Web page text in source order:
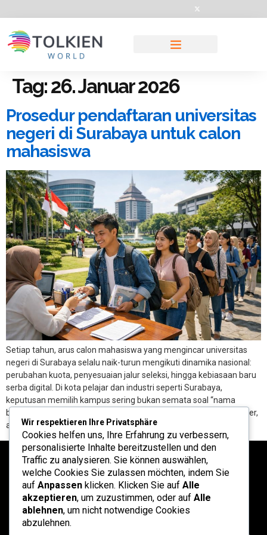
Tag:26. Januar 2026
Prosedur pendaftaran universitas
negeri di Surabaya untuk calon
mahasiswa
Setiap tahun, arus calon mahasiswa yang mengincar universitas
negeri di Surabaya selalu naik-turun mengikuti dinamika nasional:
perubahan kuota, penyesuaian jalur seleksi, hingga kebiasaan baru
serba digital. Di kota pelajar dan industri seperti Surabaya,
keputusan memilih kampus sering bukan semata soal “nama
besar”, melainkan kecocokan program studi dengan rencana karier,
akses transportasi, serta kesiapan finansial keluarga. […]
Wir respektieren Ihre Privatsphäre
Cookies helfen uns, Ihre Erfahrung zu verbessern,
personalisierte Inhalte bereitzustellen und den
Traffic zu analysieren. Sie können auswählen,
welche Cookies Sie zulassen möchten, indem Sie
auf Anpassen klicken. Klicken Sie auf Alle
akzeptieren, um zuzustimmen, oder auf Alle
ablehnen, um nicht notwendige Cookies
abzulehnen.